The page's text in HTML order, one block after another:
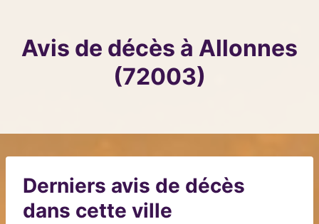
Avis de décès à Allonnes
(72003)
Derniers avis de décès
dans cette ville